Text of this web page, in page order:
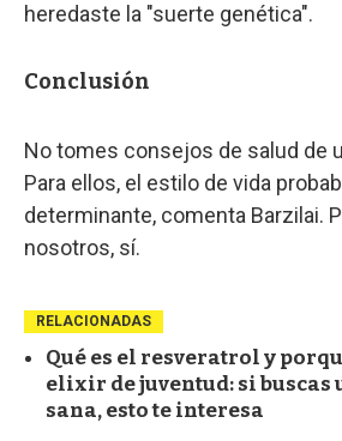
heredaste la "suerte genética".
Conclusión
No tomes consejos de salud de
Para ellos, el estilo de vida
determinante, comenta Barzilai.
nosotros, sí.
RELACIONADAS
Qué es el resveratrol y
elixir de juventud: si buscas
sana, esto te interesa